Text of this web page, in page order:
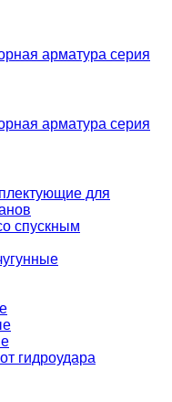
арматура серия
арматура серия
для
спускным
гидроудара